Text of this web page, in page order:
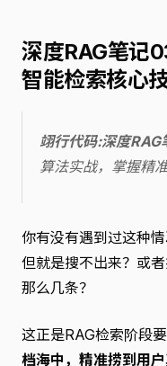
深度RAG笔记
智能检索核心
翊行代码:深度RAG
算法实战，掌握精
你有没有遇到过这种
但就是搜不出来？或
那么几条？
这正是RAG检索阶段
档海中，精准捞到用户